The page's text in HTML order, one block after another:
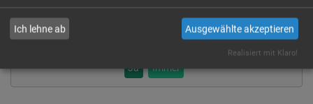
willigst du auch ausdrücklich in die Verarbeitung deiner Daten in
den USA, laut § 10 Abs. 2 Nr. 1 DSG-EKD, ein.
Ja Immer
Ich lehne ab Ausgewählte akzeptieren
Realisiert mit Klaro!